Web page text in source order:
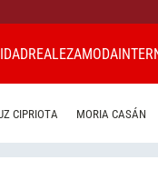
REALEZAMODA
CIPRIOTA MORIA CASÁN